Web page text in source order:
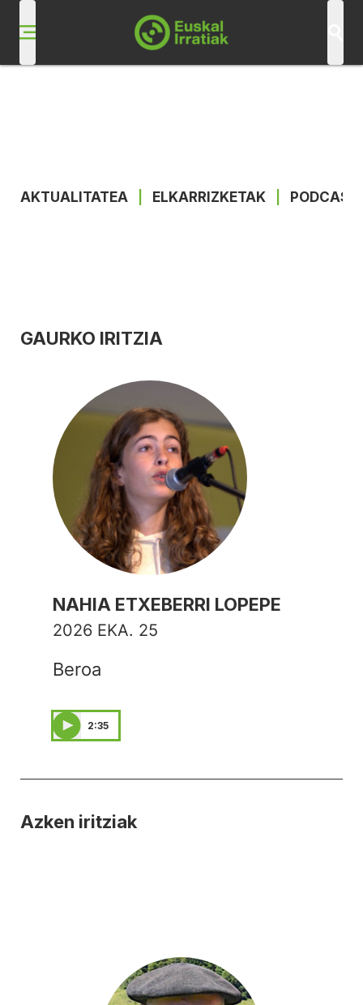
AKTUALITATEA ELKARRIZKETAK
GAURKO IRITZIA
NAHIA ETXEBERRI LOPEPE
2026 EKA. 25
Beroa
2:35
Azken iritziak